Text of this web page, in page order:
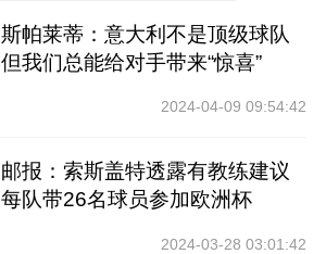
斯帕莱蒂：意大利不是顶级球队
但我们总能给对手带来“惊喜”
2024-04-09 09:54:42
邮报：索斯盖特透露有教练建议
每队带26名球员参加欧洲杯
2024-03-28 03:01:42